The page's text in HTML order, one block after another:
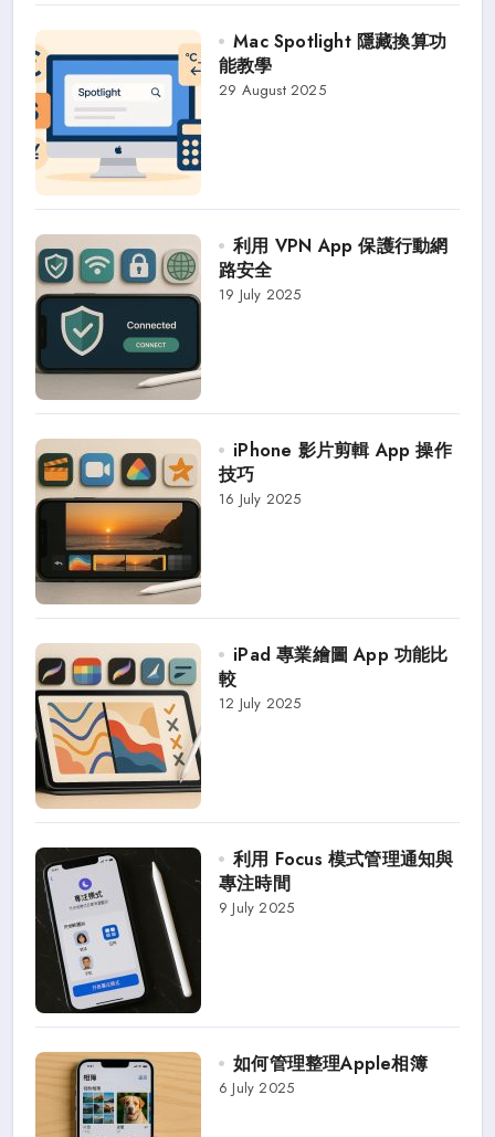
Mac Spotlight 隱藏換算功
能教學
29 August 2025
利用 VPN App 保護行動網
路安全
19 July 2025
iPhone 影片剪輯 App 操作
技巧
16 July 2025
iPad 專業繪圖 App 功能比
較
12 July 2025
利用 Focus 模式管理通知與
專注時間
9 July 2025
如何管理整理Apple相簿
6 July 2025